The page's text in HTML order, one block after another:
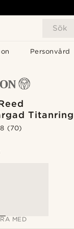
Sök
Personvård
Titanring
(70)
MED